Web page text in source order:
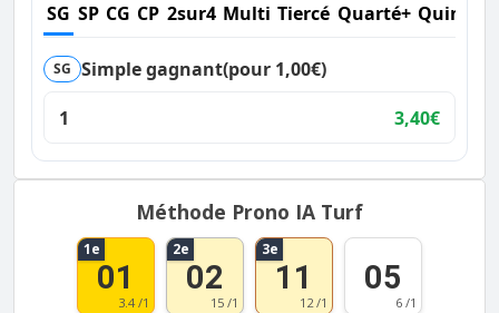
SG SP CG CP 2sur4 Multi Tiercé Quarté+ Quinté+
SG Simple gagnant(pour 1,00€)
1
3,40€
Méthode Prono IA Turf
1e
01
3.4 /1
2e
02
15 /1
3e
11
12 /1
05
6 /1